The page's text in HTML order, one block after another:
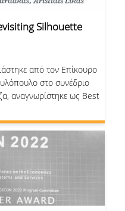
Silhouette
από τον Επίκουρο
στο συνέδριο
αναγνωρίστηκε ως Best